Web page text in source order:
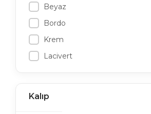
Beyaz
Bordo
Krem
Lacivert
Kalıp